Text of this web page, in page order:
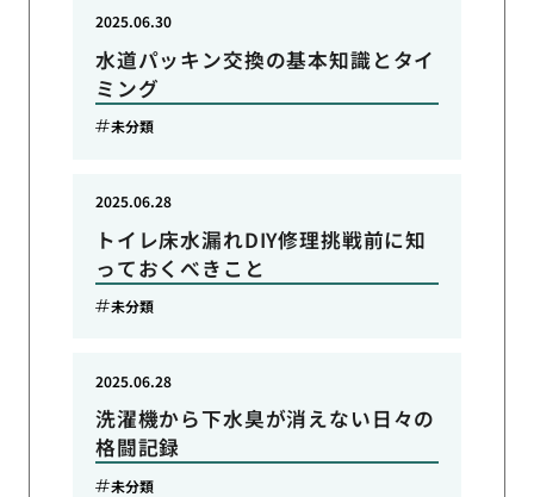
水道パッキン交換の基本知識とタイ
ミング
2025.06.30
未分類
トイレ床水漏れDIY修理挑戦前に知
っておくべきこと
2025.06.28
未分類
洗濯機から下水臭が消えない日々の
格闘記録
2025.06.28
未分類